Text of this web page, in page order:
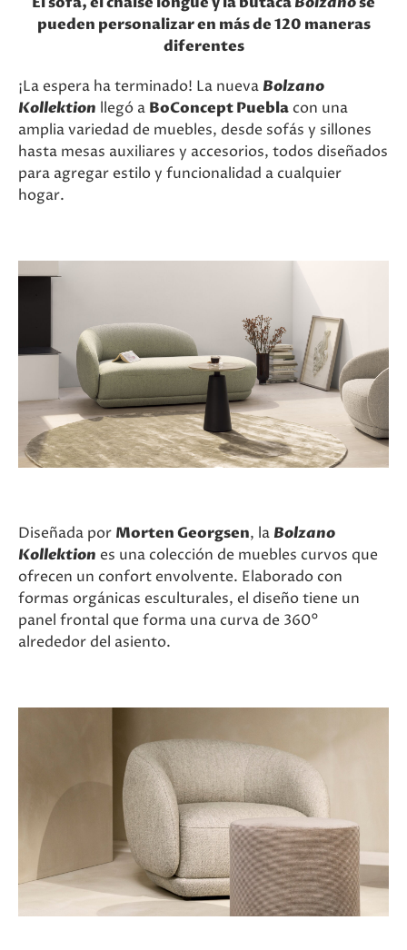
pueden personalizar en más de 120 maneras
diferentes
¡La espera ha terminado! La nueva Bolzano
Kollektion llegó a BoConcept Pueblacon una
amplia variedad de muebles, desde sofás y sillones
hasta mesas auxiliares y accesorios, todos diseñados
para agregar estilo y funcionalidad a cualquier
hogar.
Diseñada por Morten Georgsen, la Bolzano
Kollektion es una colección de muebles curvos que
ofrecen un confort envolvente. Elaborado con
formas orgánicas esculturales, el diseño tiene un
panel frontal que forma una curva de 360°
alrededor del asiento.